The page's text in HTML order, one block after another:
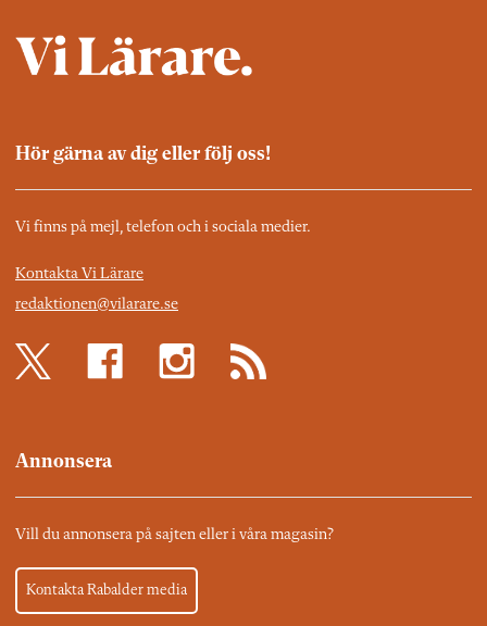
Hör gärna av dig eller följ oss!
Vi finns på mejl, telefon och i sociala medier.
Kontakta Vi Lärare
redaktionen@vilarare.se
Annonsera
Vill du annonsera på sajten eller i våra magasin?
Kontakta Rabalder media